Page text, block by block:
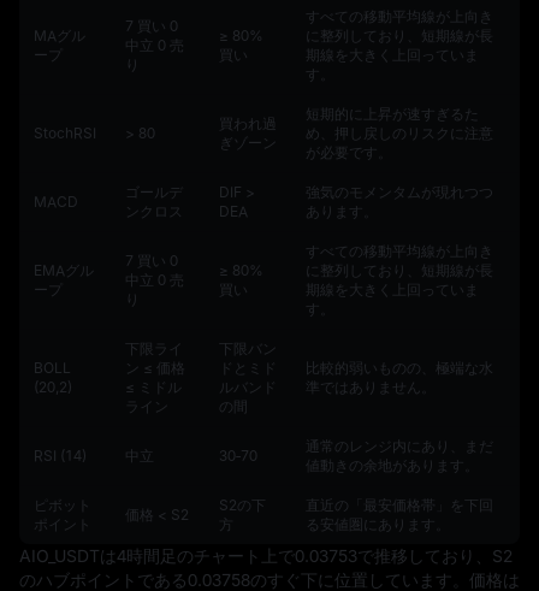
MAグル
ープ
7 買い 0
中立 0 売
り
≥ 80%
買い
すべての移動平均線が上向き
に整列しており、短期線が長
期線を大きく上回っていま
す。
StochRSI > 80
買われ過
ぎゾーン
短期的に上昇が速すぎるた
め、押し戻しのリスクに注意
が必要です。
MACD
ゴールデ
ンクロス
DIF >
DEA
強気のモメンタムが現れつつ
あります。
EMAグル
ープ
7 買い 0
中立 0 売
り
≥ 80%
買い
すべての移動平均線が上向き
に整列しており、短期線が長
期線を大きく上回っていま
す。
BOLL
(20,2)
下限ライ
ン ≤ 価格
≤ ミドル
ライン
下限バン
ドとミド
ルバンド
の間
比較的弱いものの、極端な水
準ではありません。
RSI (14) 中立 30‑70
通常のレンジ内にあり、まだ
値動きの余地があります。
ピボット
ポイント
価格 < S2
S2の下
方
直近の「最安価格帯」を下回
る安値圏にあります。
AIO_USDTは4時間足のチャート上で0.03753で推移しており、S2
のハブポイントである0.03758のすぐ下に位置しています。価格は